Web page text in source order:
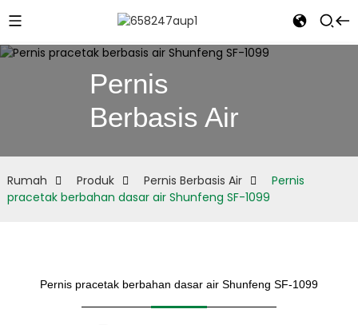
Pernis
Berbasis Air
Rumah Produk Pernis Berbasis Air
Pernis
pracetak berbahan dasar air Shunfeng SF-1099
Pernis pracetak berbahan dasar air Shunfeng SF-1099